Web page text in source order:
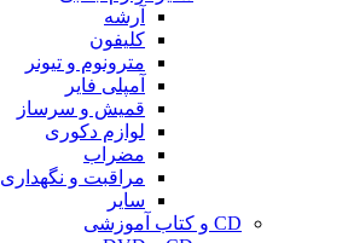
آرشه
کلیفون
مترونوم و تیونر
آمپلی فایر
قمیش و سرساز
لوازم دکوری
مضراب
مراقبت و نگهداری
سایر
CD و کتاب آموزشی